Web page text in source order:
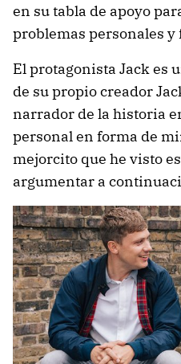
en su tabla de apoyo
problemas personales
El protagonista Jack es
de su propio creador
narrador de la historia
personal en forma de
mejorcito que he visto
argumentar a